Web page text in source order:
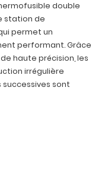
double
station de
permet un
performant. Grâce
haute précision, les
irrégulière
sont